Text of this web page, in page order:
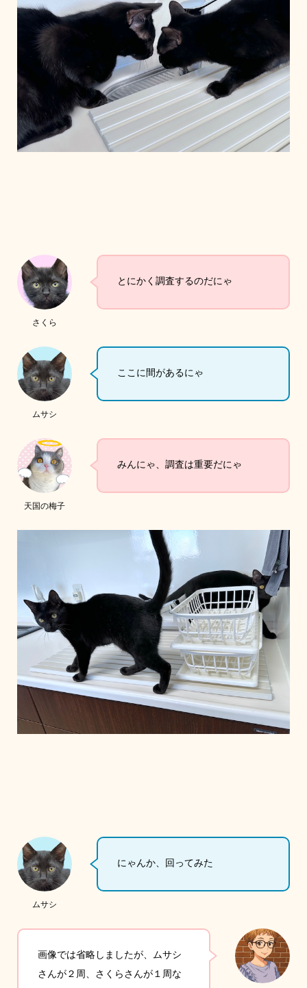
さくら
とにかく調査するのだにゃ
ムサシ
ここに間があるにゃ
天国の梅子
みんにゃ、調査は重要だにゃ
ムサシ
にゃんか、回ってみた
画像では省略しましたが、ムサシ
さんが２周、さくらさんが１周な